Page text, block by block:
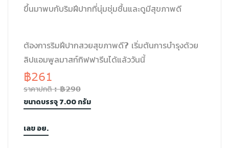
ขึ้นมาพบกับริมฝีปากที่นุ่มชุ่มชื้นและดูมีสุขภาพดี
ต้องการริมฝีปากสวยสุขภาพดี? เริ่มต้นการบำรุงด้วย
ลิปแอมพูลมาสก์กิฟฟารีนได้แล้ววันนี้
฿261
ราคาปกติ : ฿290
ขนาดบรรจุ 7.00 กรัม
เลข อย.